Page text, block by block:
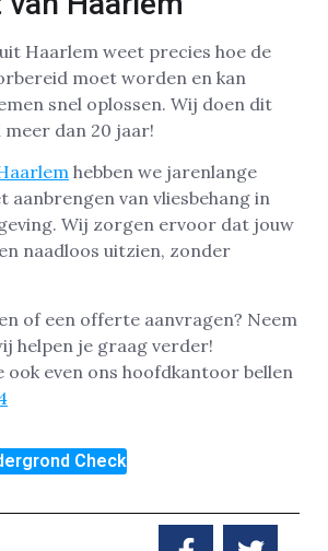
Haarlem weet precies hoe de
moet worden en kan
snel oplossen. Wij doen dit
dan 20 jaar!
hebben we jarenlange
aanbrengen van vliesbehang in
Wij zorgen ervoor dat jouw
naadloos uitzien, zonder
of een offerte aanvragen? Neem
helpen je graag verder!
ook even ons hoofdkantoor bellen
Check